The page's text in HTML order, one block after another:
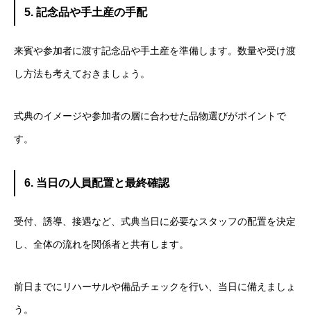
5. 記念品や手土産の手配
来賓や参加者に渡す記念品や手土産を準備します。数量や受け渡
し方法も考えておきましょう。
式典のイメージや参加者の層に合わせた品物選びがポイントで
す。
6. 当日の人員配置と最終確認
受付、誘導、接遇など、式典当日に必要なスタッフの配置を決定
し、全体の流れを関係者と共有します。
前日までにリハーサルや備品チェックを行い、当日に備えましょ
う。